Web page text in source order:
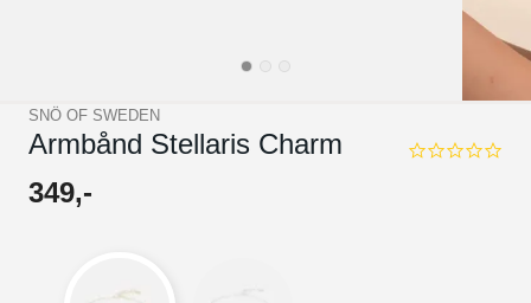
SNÖ OF SWEDEN
Armbånd Stellaris Charm
0.0
349,-